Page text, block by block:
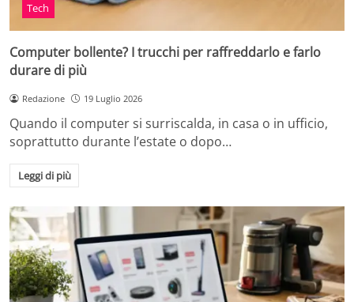
Tech
Computer bollente? I trucchi per raffreddarlo e farlo
durare di più
Redazione 19 Luglio 2026
Quando il computer si surriscalda, in casa o in ufficio,
soprattutto durante l’estate o dopo…
Leggi di più